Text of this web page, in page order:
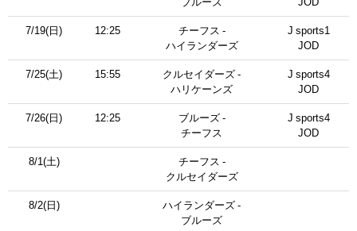
7/19(日) 12:25
チーフス -
ハイランダーズ
J sports1
JOD
7/25(土) 15:55
クルセイダーズ -
ハリケーンズ
J sports4
JOD
7/26(日) 12:25
ブルーズ -
チーフス
J sports4
JOD
8/1(土)
チーフス -
クルセイダーズ
8/2(日)
ハイランダーズ -
ブルーズ